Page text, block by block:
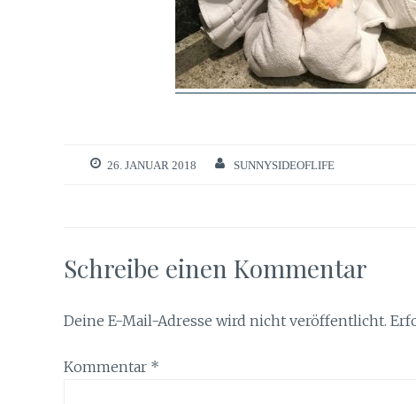
26. JANUAR 2018 SUNNYSIDEOFLIFE
Schreibe einen Kommentar
Deine E-Mail-Adresse wird nicht veröffentlicht.
Kommentar *